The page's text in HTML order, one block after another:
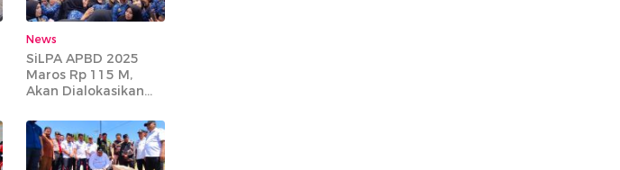
News
SiLPA APBD 2025
Maros Rp 115 M,
Akan Dialokasikan
Paruh Waktu